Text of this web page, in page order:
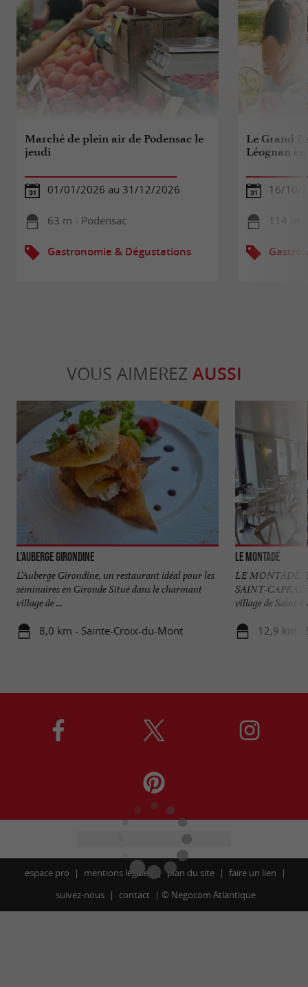
Marché de plein air de Podensac le
jeudi
01/01/2026 au 31/12/2026
63 m - Podensac
Gastronomie & Dégustations
Le Grand
Léognan
16/10/
114 m
VOUS AIMEREZ AUSSI
L'Auberge Girondine
L’Auberge Girondine, un restaurant idéal pour les
séminaires en Gironde Situé dans le charmant
village de ...
8,0 km - Sainte-Croix-du-Mont
Le Montadé
LE MONTADÉ,
SAINT-
village de Saint-
12,9 km -
espace pro mentions légales plan du site
faire un lien
suivez-nous
contact © Negocom Atlantique